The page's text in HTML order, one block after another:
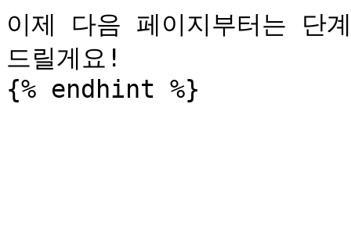
이제 다음 페이지부터는 단
드릴게요!